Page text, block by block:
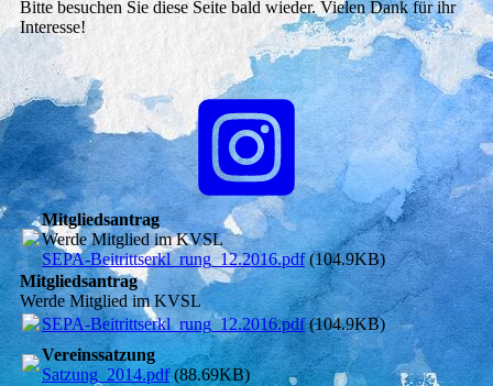
Bitte besuchen Sie diese Seite bald wieder. Vielen Dank für ihr
Interesse!
Mitgliedsantrag
Werde Mitglied im KVSL
SEPA-Beitrittserkl_rung_12.2016.pdf(104.9KB)
Mitgliedsantrag
Werde Mitglied im KVSL
SEPA-Beitrittserkl_rung_12.2016.pdf(104.9KB)
Vereinssatzung
Satzung_2014.pdf(88.69KB)